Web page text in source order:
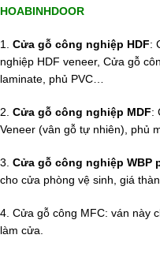
HOABINHDOOR
1. Cửa gỗ công nghiệp HDF:
nghiệp HDF veneer, Cửa gỗ
laminate, phủ PVC…
2. Cửa gỗ công nghiệp MDF:
Veneer (vân gỗ tự nhiên), phủ
3. Cửa gỗ công nghiệp WBP
cho cửa phòng vệ sinh, giá
4. Cửa gỗ công MFC: ván này
làm cửa.